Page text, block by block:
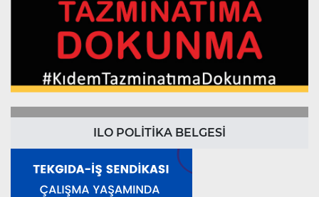
ILO POLİTİKA BELGESİ